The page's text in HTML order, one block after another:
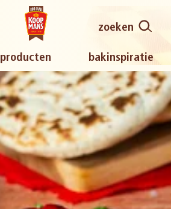
producten bakinspiratie
zoeken